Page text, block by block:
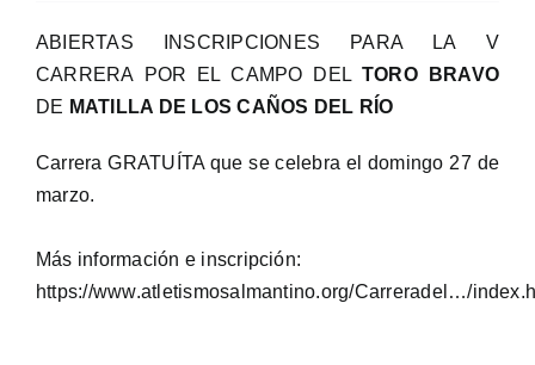
ABIERTAS INSCRIPCIONES PARA LA V
CARRERA POR EL CAMPO DEL TORO BRAVO
DE MATILLA DE LOS CAÑOS DEL RÍO
Carrera GRATUÍTA que se celebra el domingo 27 de
marzo.
Más información e inscripción:
https://www.atletismosalmantino.org/Carreradel…/